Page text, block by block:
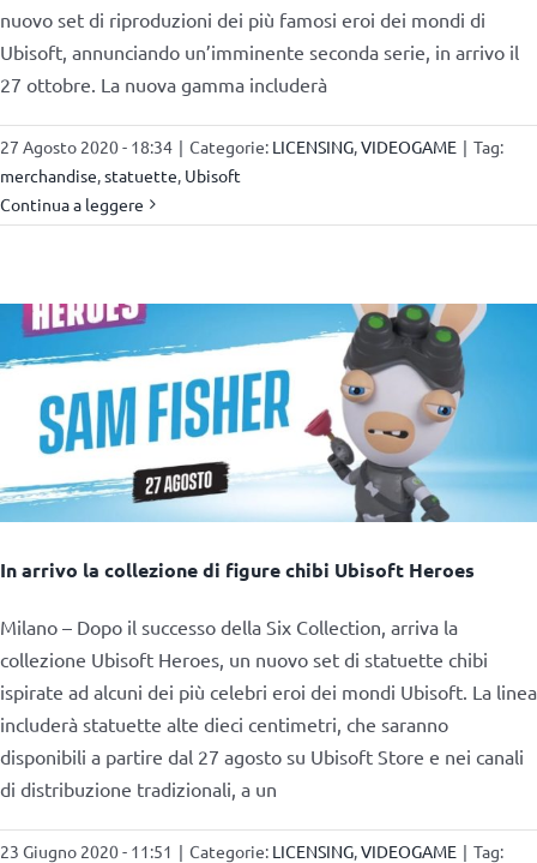
nuovo set di riproduzioni dei più famosi eroi dei mondi di
Ubisoft, annunciando un’imminente seconda serie, in arrivo il
27 ottobre. La nuova gamma includerà
27 Agosto 2020 - 18:34 | Categorie: LICENSING,VIDEOGAME | Tag:
merchandise,statuette, Ubisoft
Continua a leggere
In arrivo la collezione di figure chibi Ubisoft Heroes
Milano – Dopo il successo della Six Collection, arriva la
collezione Ubisoft Heroes, un nuovo set di statuette chibi
ispirate ad alcuni dei più celebri eroi dei mondi Ubisoft. La linea
includerà statuette alte dieci centimetri, che saranno
disponibili a partire dal 27 agosto su Ubisoft Store e nei canali
di distribuzione tradizionali, a un
23 Giugno 2020 - 11:51 | Categorie: LICENSING,VIDEOGAME | Tag: